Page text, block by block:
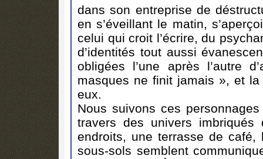
dans son entreprise de
en s’éveillant le matin,
celui qui croit l’écrire, du
d’identités tout aussi
obligées l’une après l’autre
masques ne finit jamais », et la
eux.
Nous suivons ces
travers des univers
endroits, une terrasse de café,
sous-sols semblent